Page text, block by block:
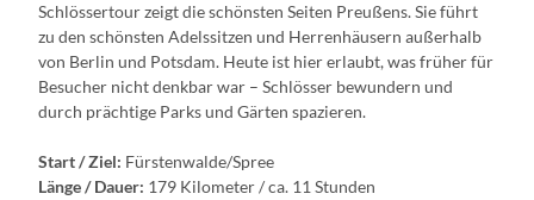
Schlössertour zeigt die schönsten Seiten Preußens. Sie führt
zu den schönsten Adelssitzen und Herrenhäusern außerhalb
von Berlin und Potsdam. Heute ist hier erlaubt, was früher für
Besucher nicht denkbar war – Schlösser bewundern und
durch prächtige Parks und Gärten spazieren.
Start / Ziel: Fürstenwalde/Spree
Länge / Dauer: 179 Kilometer / ca. 11 Stunden